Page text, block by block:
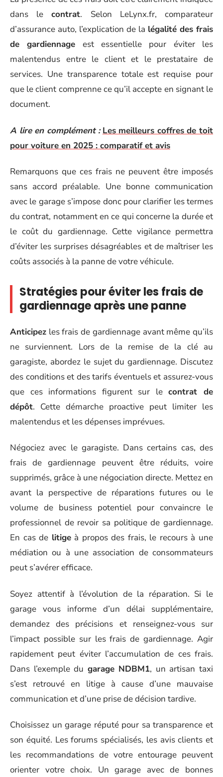
dans lecontrat. Selon LeLynx.fr, comparateur
d’assurance auto, l’explication de la légalité des frais
de gardiennage est essentielle pour éviter les
malentendus entre le client et le prestataire de
services. Une transparence totale est requise pour
que le client comprenne ce qu’il accepte en signant le
document.
A lire en complément : Les meilleurs coffres de toit
pour voiture en 2025 : comparatif et avis
Remarquons que ces frais ne peuvent être imposés
sans accord préalable. Une bonne communication
avec le garage s’impose donc pour clarifier les termes
du contrat, notamment en ce qui concerne la durée et
le coût du gardiennage. Cette vigilance permettra
d’éviter les surprises désagréables et de maîtriser les
coûts associés à la panne de votre véhicule.
Stratégies pour éviter les frais de
gardiennage après une panne
Anticipez les frais de gardiennage avant même qu’ils
ne surviennent. Lors de la remise de la clé au
garagiste, abordez le sujet du gardiennage. Discutez
des conditions et des tarifs éventuels et assurez-vous
que ces informations figurent sur lecontrat de
dépôt. Cette démarche proactive peut limiter les
malentendus et les dépenses imprévues.
Négociez avec le garagiste. Dans certains cas, des
frais de gardiennage peuvent être réduits, voire
supprimés, grâce à une négociation directe. Mettez en
avant la perspective de réparations futures ou le
volume de business potentiel pour convaincre le
professionnel de revoir sa politique de gardiennage.
En cas de litigeà propos des frais, le recours à une
médiation ou à une association de consommateurs
peut s’avérer efficace.
Soyez attentif à l’évolution de la réparation. Si le
garage vous informe d’un délai supplémentaire,
demandez des précisions et renseignez-vous sur
l’impact possible sur les frais de gardiennage. Agir
rapidement peut éviter l’accumulation de ces frais.
Dans l’exemple du garage NDBM1, un artisan taxi
s’est retrouvé en litige à cause d’une mauvaise
communication et d’une prise de décision tardive.
Choisissez un garage réputé pour sa transparence et
son équité. Les forums spécialisés, les avis clients et
les recommandations de votre entourage peuvent
orienter votre choix. Un garage avec de bonnes